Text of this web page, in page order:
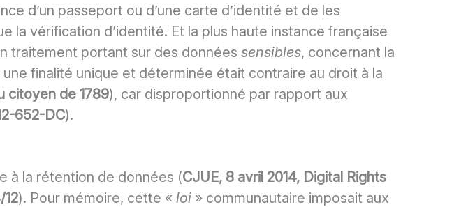
d’un passeport ou d’une carte d’identité et de les
la vérification d’identité. Et la plus haute instance française
traitement portant sur des données sensibles, concernant la
finalité unique et déterminée était contraire au droit à la
citoyen de 1789), car disproportionné par rapport aux
652-DC).
à la rétention de données (CJUE, 8 avril 2014, Digital Rights
). Pour mémoire, cette « loi » communautaire imposait aux